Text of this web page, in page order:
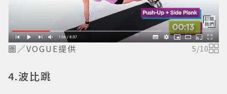
圖／VOGUE提供 5/10
4.波比跳